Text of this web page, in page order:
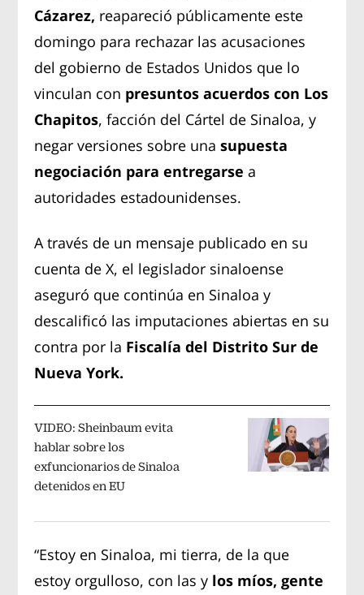
Cázarez, reapareció públicamente este
domingo para rechazar las acusaciones
del gobierno de Estados Unidos que lo
vinculan con presuntos acuerdos con Los
Chapitos, facción del Cártel de Sinaloa, y
negar versiones sobre unasupuesta
negociación para entregarsea
autoridades estadounidenses.
A través de un mensaje publicado en su
cuenta de X, el legislador sinaloense
aseguró que continúa en Sinaloa y
descalificó las imputaciones abiertas en su
contra por la Fiscalía del Distrito Sur de
Nueva York.
VIDEO: Sheinbaum evita
hablar sobre los
exfuncionarios de Sinaloa
detenidos en EU
“Estoy en Sinaloa, mi tierra, de la que
estoy orgulloso, con las y los míos, gente